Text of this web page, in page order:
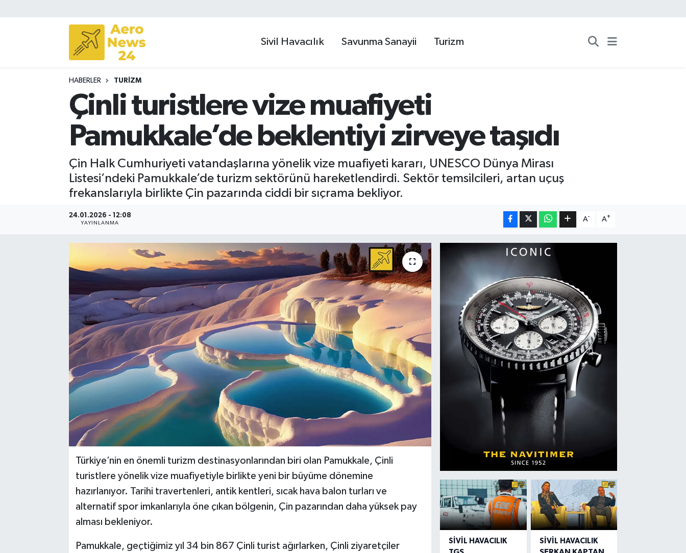
Sivil Havacılık Savunma Sanayii Turizm
HABERLER TURIZM
Çinli turistlere vize muafiyeti
Pamukkale’de beklentiyi zirveye taşıdı
Çin Halk Cumhuriyeti vatandaşlarına yönelik vize muafiyeti kararı, UNESCO Dünya Mirası
Listesi’ndeki Pamukkale’de turizm sektörünü hareketlendirdi. Sektör temsilcileri, artan uçuş
frekanslarıyla birlikte Çin pazarında ciddi bir sıçrama bekliyor.
24.01.2026 - 12:08
YAYINLANMA
A- A+
Türkiye’nin en önemli turizm destinasyonlarından biri olan Pamukkale, Çinli
turistlere yönelik vize muafiyetiyle birlikte yeni bir büyüme dönemine
hazırlanıyor. Tarihi travertenleri, antik kentleri, sıcak hava balon turları ve
alternatif spor imkanlarıyla öne çıkan bölgenin, Çin pazarından daha yüksek pay
alması bekleniyor.
Pamukkale, geçtiğimiz yıl 34 bin 867 Çinli turist ağırlarken, Çinli ziyaretçiler
SIVIL HAVACILIK SIVIL HAVACILIK
Sivil Havacılık